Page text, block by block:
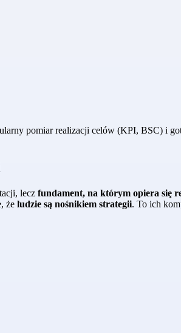
pomiar realizacji celów (KPI, BSC) i
lecz fundament, na którym opiera się
że ludzie są nośnikiem strategii. To ich